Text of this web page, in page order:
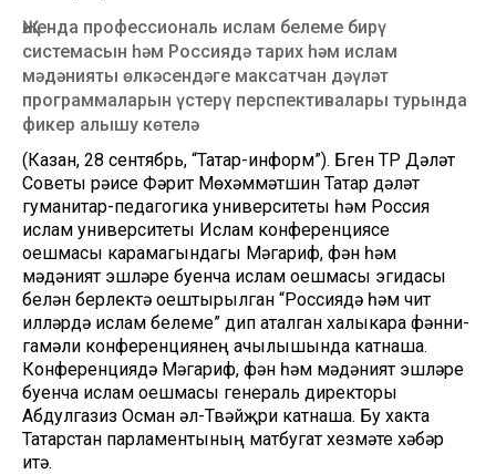
Җыенда профессиональ ислам белеме бирү
системасын һәм Россиядә тарих һәм ислам
мәдәнияты өлкәсендәге максатчан дәүләт
программаларын үстерү перспективалары турында
фикер алышу көтелә
(Казан, 28 сентябрь, “Татар-информ”). Бүген ТР Дәүләт
Советы рәисе Фәрит Мөхәммәтшин Татар дәүләт
гуманитар-педагогика университеты һәм Россия
ислам университеты Ислам конференциясе
оешмасы карамагындагы Мәгариф, фән һәм
мәдәният эшләре буенча ислам оешмасы эгидасы
белән берлектә оештырылган “Россиядә һәм чит
илләрдә ислам белеме” дип аталган халыкара фәнни-
гамәли конференциянең ачылышында катнаша.
Конференциядә Мәгариф, фән һәм мәдәният эшләре
буенча ислам оешмасы генераль директоры
Абдулгазиз Осман әл-Твәйҗри катнаша. Бу хакта
Татарстан парламентының матбугат хезмәте хәбәр
итә.